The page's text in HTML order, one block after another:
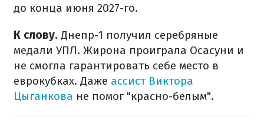
до конца июня 2027-го.
К слову. Днепр-1 получил серебряные
медали УПЛ. Жирона проиграла Осасуни и
не смогла гарантировать себе место в
еврокубках. Даже ассист Виктора
Цыганкова не помог "красно-белым".